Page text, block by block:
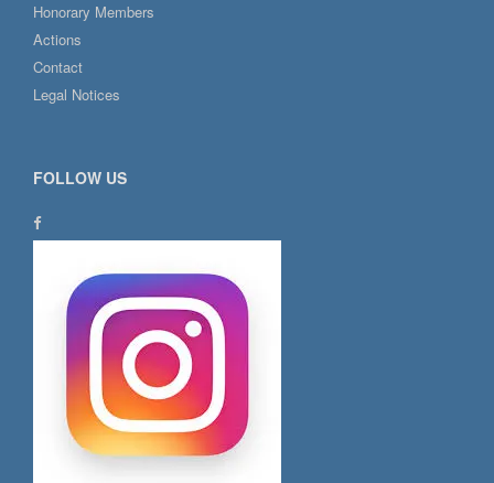
Honorary Members
Actions
Contact
Legal Notices
FOLLOW US